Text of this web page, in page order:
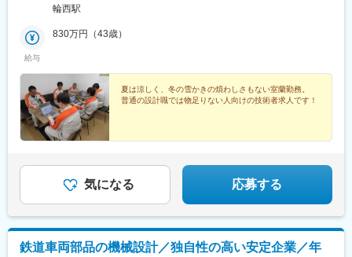
輪西駅
給与
830万円（43歳）
夏は涼しく、冬の雪かきの煩わしさもない室蘭勤務。
普通の設計職では物足りない人向けの技術者求人です！
気になる 応募する
鉄道車両部品の機械設計／独自性の高い安定企業／年